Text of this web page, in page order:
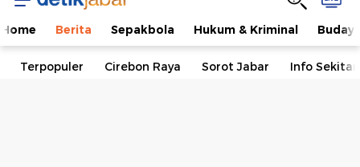
Home Berita Sepakbola Hukum & Kriminal
Terpopuler Cirebon Raya Sorot Jabar Info